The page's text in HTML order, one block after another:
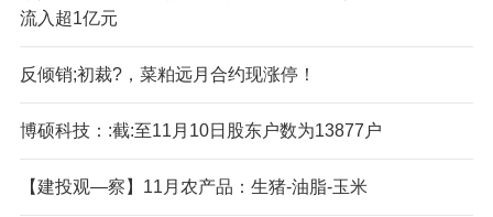
流入超1亿元
反倾销;初裁?，菜粕远月合约现涨停！
博硕科技：:截:至11月10日股东户数为13877户
【建投观—察】11月农产品：生猪-油脂-玉米